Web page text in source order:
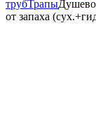
трубТрапы
от запаха